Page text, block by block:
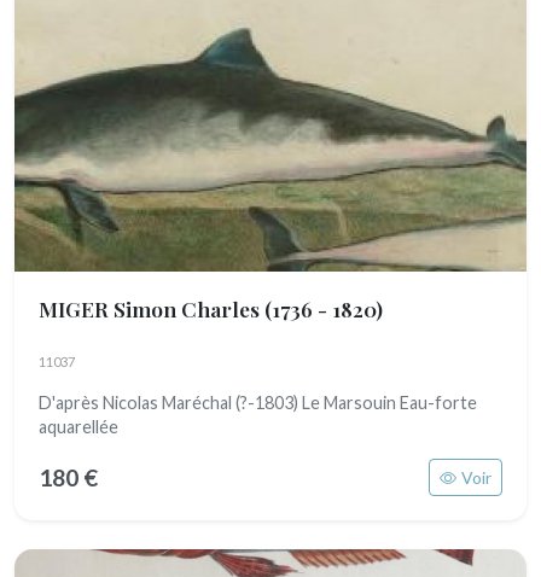
MIGER Simon Charles (1736 - 1820)
11037
D'après Nicolas Maréchal (?-1803) Le Marsouin Eau-forte
aquarellée
180 € Voir